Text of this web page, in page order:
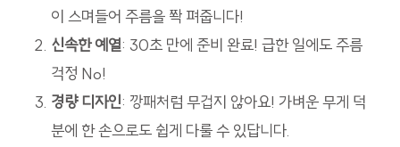
이 스며들어 주름을 쫙 펴줍니다!
신속한 예열: 30초 만에 준비 완료! 급한 일에도 주름
걱정 No!
경량 디자인: 깡패처럼 무겁지 않아요! 가벼운 무게 덕
분에 한 손으로도 쉽게 다룰 수 있답니다.